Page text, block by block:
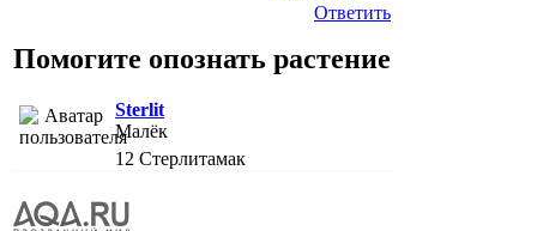
Ответить
Помогите опознать растение
Sterlit
Малёк
12 Стерлитамак